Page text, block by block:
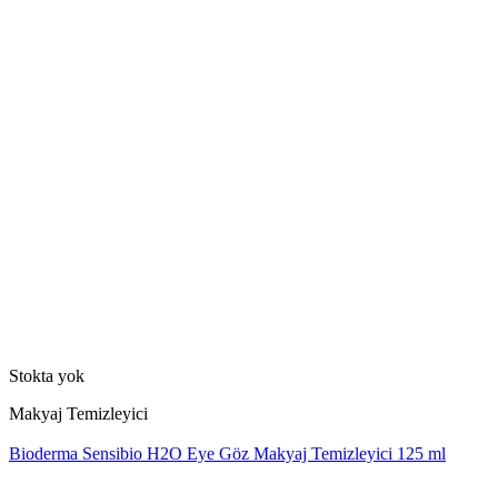
Stokta yok
Makyaj Temizleyici
Bioderma Sensibio H2O Eye Göz Makyaj Temizleyici 125 ml